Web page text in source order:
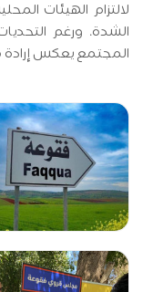
لالتزام الهيئات
الشدة. ورغم
المجتمع يعكس إرادة